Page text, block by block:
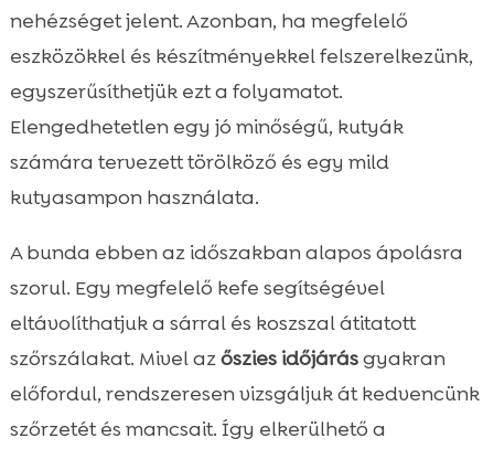
nehézséget jelent. Azonban, ha megfelelő
eszközökkel és készítményekkel felszerelkezünk,
egyszerűsíthetjük ezt a folyamatot.
Elengedhetetlen egy jó minőségű, kutyák
számára tervezett törölköző és egy mild
kutyasampon használata.
A bunda ebben az időszakban alapos ápolásra
szorul. Egy megfelelő kefe segítségével
eltávolíthatjuk a sárral és koszszal átitatott
szőrszálakat. Mivel azőszies időjárásgyakran
előfordul, rendszeresen vizsgáljuk át kedvencünk
szőrzetét és mancsait. Így elkerülhető a